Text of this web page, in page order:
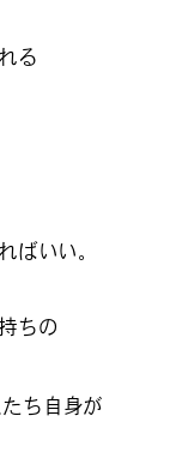
る
ばいい。
ちの
ち自身が